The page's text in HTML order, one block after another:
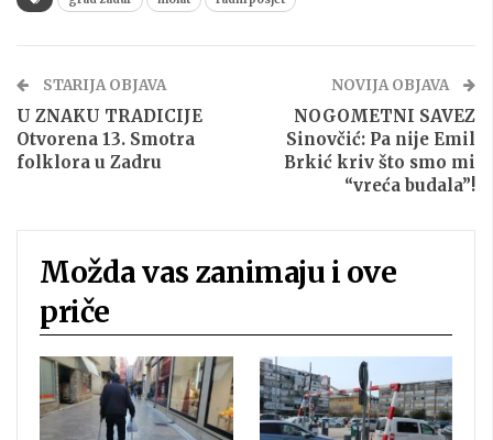
STARIJA OBJAVA
U ZNAKU TRADICIJE
Otvorena 13. Smotra
folklora u Zadru
NOVIJA OBJAVA
NOGOMETNI SAVEZ
Sinovčić: Pa nije Emil
Brkić kriv što smo mi
“vreća budala”!
Možda vas zanimaju i ove
priče